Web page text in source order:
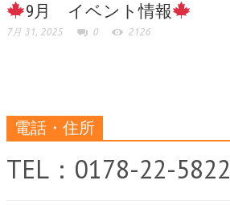
9月 イベント情報
7月 31, 2025 0 2126
電話・住所
TEL：0178-22-5822